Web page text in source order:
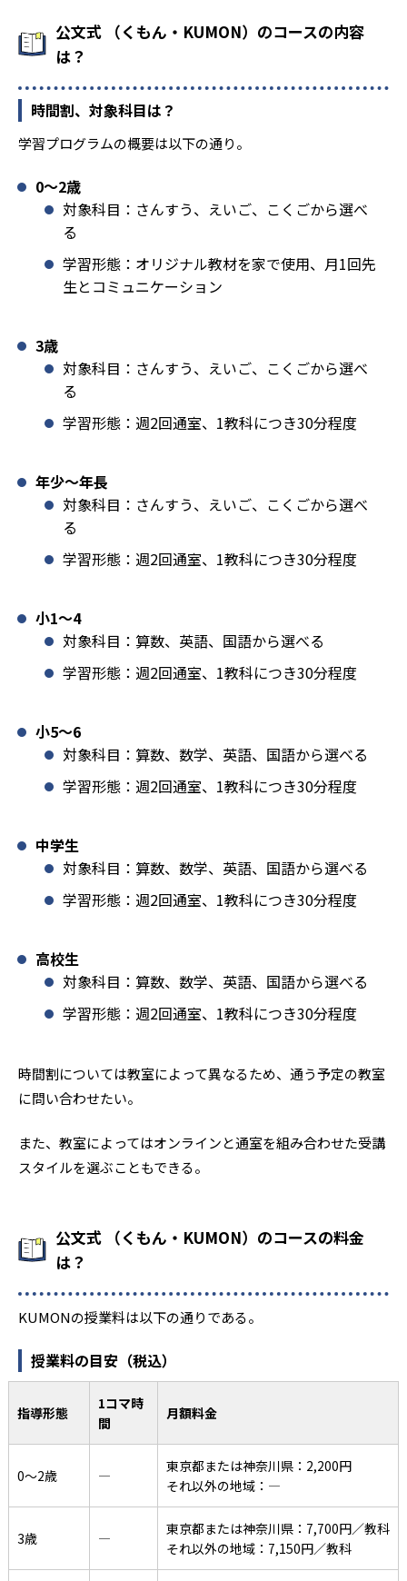
公文式 （くもん・KUMON）のコースの内容
は？
時間割、対象科目は？
学習プログラムの概要は以下の通り。
0〜2歳
対象科目：さんすう、えいご、こくごから選べ
る
学習形態：オリジナル教材を家で使用、月1回先
生とコミュニケーション
3歳
対象科目：さんすう、えいご、こくごから選べ
る
学習形態：週2回通室、1教科につき30分程度
年少〜年長
対象科目：さんすう、えいご、こくごから選べ
る
学習形態：週2回通室、1教科につき30分程度
小1️〜4
対象科目：算数、英語、国語から選べる
学習形態：週2回通室、1教科につき30分程度
小5〜6
対象科目：算数、数学、英語、国語から選べる
学習形態：週2回通室、1教科につき30分程度
中学生
対象科目：算数、数学、英語、国語から選べる
学習形態：週2回通室、1教科につき30分程度
高校生
対象科目：算数、数学、英語、国語から選べる
学習形態：週2回通室、1教科につき30分程度
時間割については教室によって異なるため、通う予定の教室
に問い合わせたい。
また、教室によってはオンラインと通室を組み合わせた受講
スタイルを選ぶこともできる。
公文式 （くもん・KUMON）のコースの料金
は？
KUMONの授業料は以下の通りである。
授業料の目安（税込）
指導形態
1コマ時
間
月額料金
0〜2歳 ―
東京都または神奈川県：2,200円
それ以外の地域：―
3歳 ―
東京都または神奈川県：7,700円／教科
それ以外の地域：7,150円／教科